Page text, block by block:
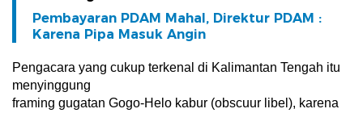
Pembayaran PDAM Mahal, Direktur PDAM :
Karena Pipa Masuk Angin
Pengacara yang cukup terkenal di Kalimantan Tengah itu
menyinggung
framing gugatan Gogo-Helo kabur (obscuur libel), karena